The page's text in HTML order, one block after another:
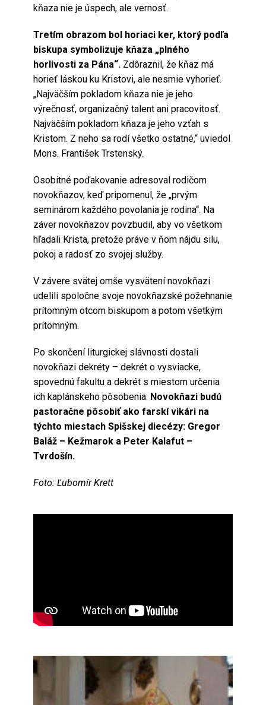
kňaza nie je úspech, ale vernosť.
Tretím obrazom bol horiaci ker, ktorý podľa
biskupa symbolizuje kňaza „plného
horlivosti za Pána“. Zdôraznil, že kňaz má
horieť láskou ku Kristovi, ale nesmie vyhorieť.
„Najväčším pokladom kňaza nie je jeho
výrečnosť, organizačný talent ani pracovitosť.
Najväčším pokladom kňaza je jeho vzťah s
Kristom. Z neho sa rodí všetko ostatné,“ uviedol
Mons. František Trstenský.
Osobitné poďakovanie adresoval rodičom
novokňazov, keď pripomenul, že „prvým
seminárom každého povolania je rodina“. Na
záver novokňazov povzbudil, aby vo všetkom
hľadali Krista, pretože práve v ňom nájdu silu,
pokoj a radosť zo svojej služby.
V závere svätej omše vysvätení novokňazi
udelili spoločne svoje novokňazské požehnanie
prítomným otcom biskupom a potom všetkým
prítomným.
Po skončení liturgickej slávnosti dostali
novokňazi dekréty – dekrét o vysviacke,
spovednú fakultu a dekrét s miestom určenia
ich kaplánskeho pôsobenia. Novokňazi budú
pastoračne pôsobiť ako farskí vikári na
týchto miestach Spišskej diecézy: Gregor
Baláž – Kežmarok a Peter Kalafut –
Tvrdošín.
Foto: Ľubomír Krett